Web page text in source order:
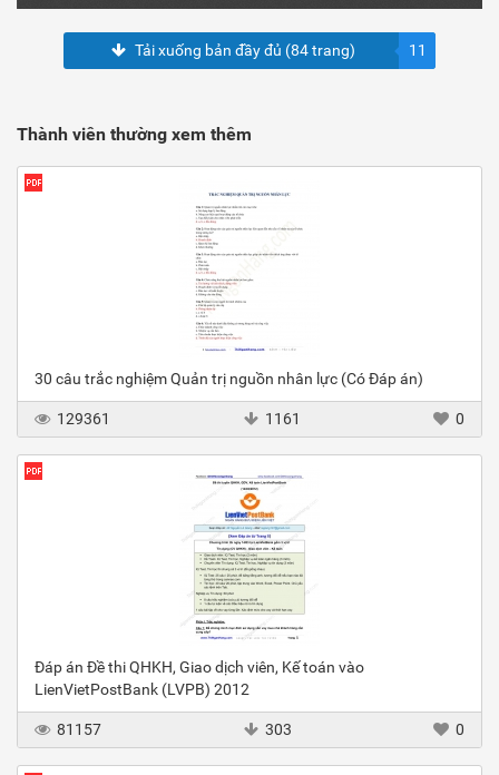
Tải xuống bản đầy đủ (84 trang) 11
Thành viên thường xem thêm
30 câu trắc nghiệm Quản trị nguồn nhân lực (Có Đáp án)
129361 1161 0
Đáp án Đề thi QHKH, Giao dịch viên, Kế toán vào
LienVietPostBank (LVPB) 2012
81157 303 0